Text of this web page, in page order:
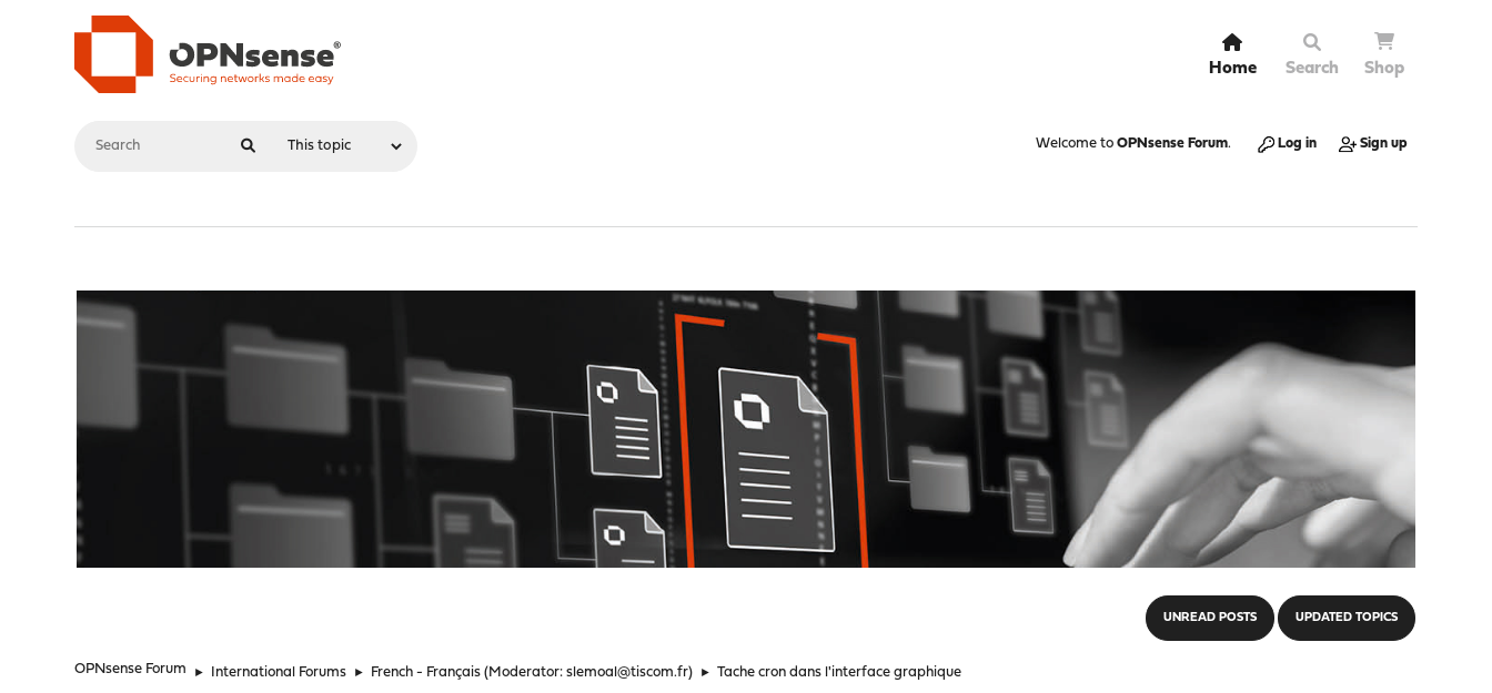
Home Search Shop
Welcome to OPNsense Forum. Log in Sign up
UNREAD POSTS UPDATED TOPICS
OPNsense Forum ► International Forums ► French - Français (Moderator:slemoal@tiscom.fr) ► Tache cron dans l'interface graphique